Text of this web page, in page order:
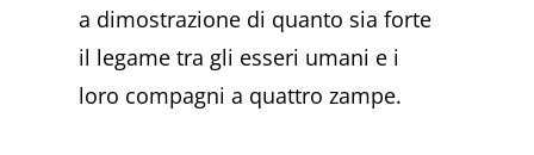
a dimostrazione di quanto sia forte
il legame tra gli esseri umani e i
loro compagni a quattro zampe.